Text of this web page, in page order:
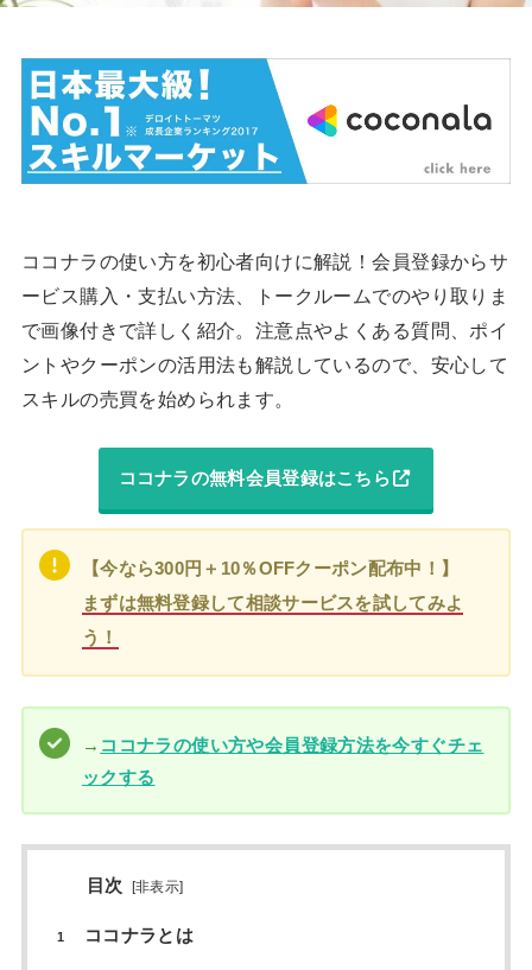
ココナラの使い方を初心者向けに解説！会員登録からサ
ービス購入・支払い方法、トークルームでのやり取りま
で画像付きで詳しく紹介。注意点やよくある質問、ポイ
ントやクーポンの活用法も解説しているので、安心して
スキルの売買を始められます。
ココナラの無料会員登録はこちら
【今なら300円＋10％OFFクーポン配布中！】
まずは無料登録して相談サービスを試してみよ
う！
→ ココナラの使い方や会員登録方法を今すぐチェ
ックする
目次 [非表示]
1 ココナラとは